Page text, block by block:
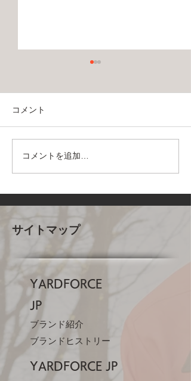
ショップチャンネルに登
場! 12Vマルチらくらくソ
コメント
コメントを追加…
サイトマップ
YARDFORCE
JP​
ブランド紹介
ブランドヒストリー
YARDFORCE JP​